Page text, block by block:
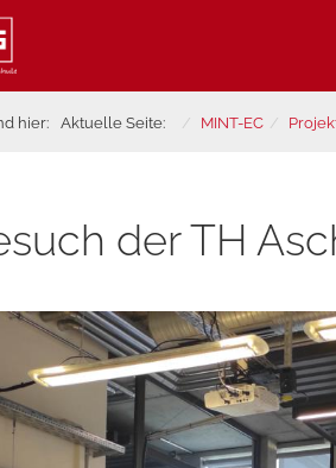
hier: Aktuelle Seite: MINT-EC
der TH